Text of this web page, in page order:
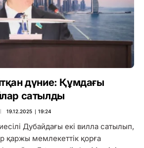
дүние: Құмдағы
сатылды
19.12.2025 ∣ 19:24
Дубайдағы екі вилла сатылып,
қаржы мемлекеттік қорға